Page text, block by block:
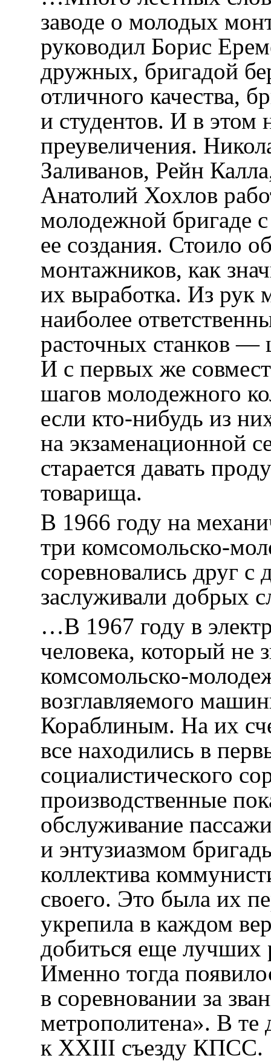
заводе о молодых
руководил Борис
дружных, бригадой
отличного качества,
и студентов. И в этом
преувеличения.
Заливанов, Рейн
Анатолий Хохлов
молодежной бригаде
ее создания. Стоило
монтажников, как
их выработка. Из рук
наиболее
расточных станков —
И с первых же
шагов молодежного
если кто-нибудь из
на экзаменационной
старается давать
товарища.
В 1966 году на
три комсомольско-
соревновались друг
заслуживали добрых
…В 1967 году в
человека, который не
комсомольско-
возглавляемого
Кораблиным. На их
все находились в
социалистического
производственные
обслуживание
и энтузиазмом
коллектива
своего. Это была их
укрепила в каждом
добиться еще лучших
Именно тогда
в соревновании за
метрополитена». В те
к XXIII съезду КПСС.